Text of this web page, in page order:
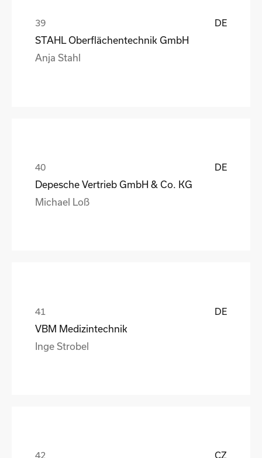
DE
STAHL Oberflächentechnik GmbH
Anja Stahl
DE
Depesche Vertrieb GmbH & Co. KG
Michael Loß
DE
VBM Medizintechnik
Inge Strobel
CZ